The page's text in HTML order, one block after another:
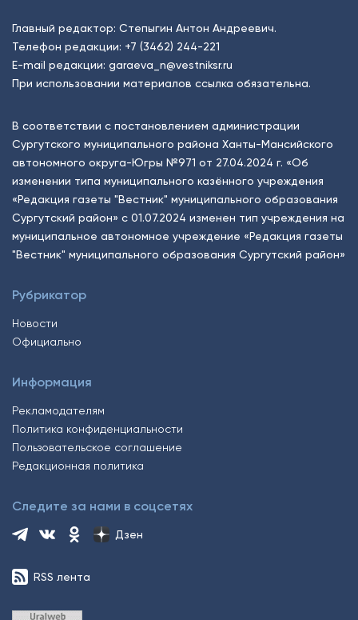
Главный редактор: Степыгин Антон Андреевич.
Телефон редакции: +7 (3462) 244-221
E-mail редакции: garaeva_n@vestniksr.ru
При использовании материалов ссылка обязательна.
В соответствии с постановлением администрации
Сургутского муниципального района Ханты-Мансийского
автономного округа-Югры №971 от 27.04.2024 г. «Об
изменении типа муниципального казённого учреждения
«Редакция газеты "Вестник" муниципального образования
Сургутский район» с 01.07.2024 изменен тип учреждения на
муниципальное автономное учреждение «Редакция газеты
"Вестник" муниципального образования Сургутский район»
Рубрикатор
Новости
Официально
Информация
Рекламодателям
Политика конфиденциальности
Пользовательское соглашение
Редакционная политика
Следите за нами в соцсетях
Дзен
RSS лента